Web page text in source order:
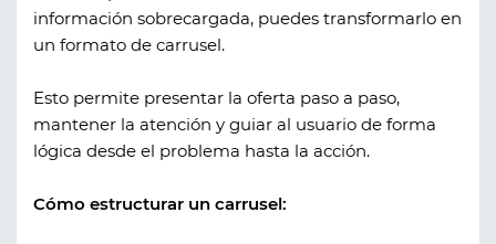
información sobrecargada, puedes transformarlo en
un formato de carrusel.
Esto permite presentar la oferta paso a paso,
mantener la atención y guiar al usuario de forma
lógica desde el problema hasta la acción.
Cómo estructurar un carrusel: